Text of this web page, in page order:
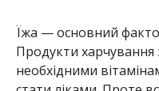
Їжа — основний
Продукти харчування
необхідними